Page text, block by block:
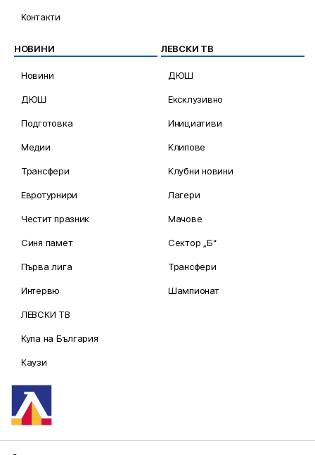
Контакти
НОВИНИ
Новини
ДЮШ
Подготовка
Медии
Трансфери
Евротурнири
Честит празник
Синя памет
Първа лига
Интервю
ЛЕВСКИ ТВ
Купа на България
Каузи
ЛЕВСКИ ТВ
ДЮШ
Ексклузивно
Инициативи
Клипове
Клубни новини
Лагери
Мачове
Сектор „Б“
Трансфери
Шампионат